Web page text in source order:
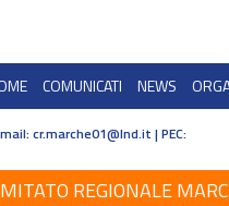
COMUNICATI NEWS
cr.marche01@lnd.it | PEC:
REGIONALE